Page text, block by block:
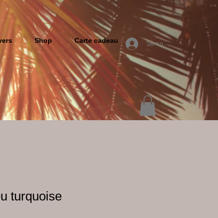
Shop Carte cadeau Se connecter
turquoise